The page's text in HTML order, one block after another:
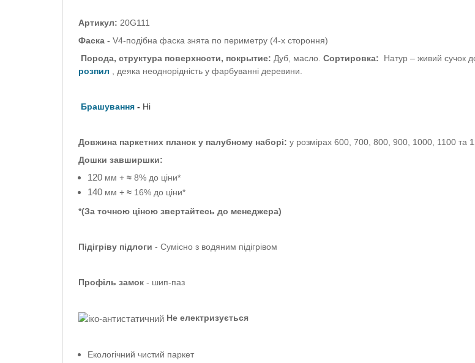
Артикул: 20G111
Фаска - V4-подібна фаска знята по периметру (4-х стороння)
Порода, структура поверхности, покрытие: Дуб, масло. Сортировка: Натур – живий сучок
розпил , деяка неоднорідність у фарбуванні деревини.
Брашування - Ні
Довжина паркетних планок у палубному наборі: у розмірах 600, 700, 800, 900, 1000, 1100 та
Дошки завширшки:
120 мм + ≈ 8% до ціни*
140 мм + ≈ 16% до ціни*
*(За точною ціною звертайтесь до менеджера)
Підігріву підлоги - Сумісно з водяним підігрівом
Профіль замок - шип-паз
Не електризується
Екологічний чистий паркет